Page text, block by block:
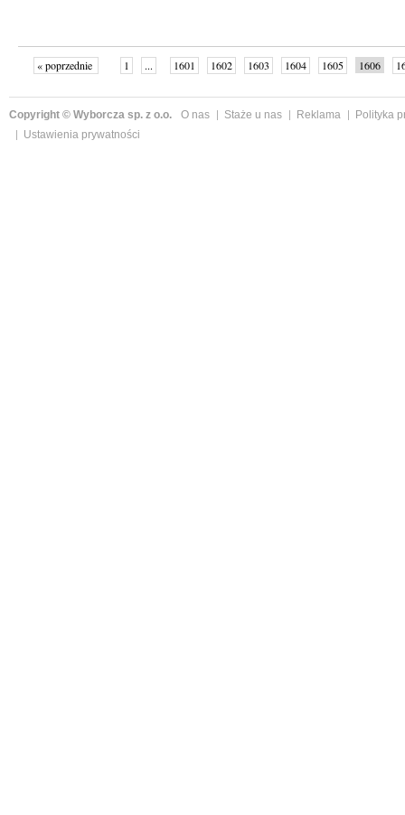
« poprzednie 1 ... 1601 1602 1603 1604 1605 1606
Copyright © Wyborcza sp. z o.o. O nas Staże u nas Reklama
Polityka
Ustawienia prywatności